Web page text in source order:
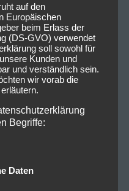
auf den
Europäischen
beim Erlass der
(DS-GVO) verwendet
soll sowohl für
Kunden und
und verständlich sein.
wir vorab die
Begriffe:
Daten